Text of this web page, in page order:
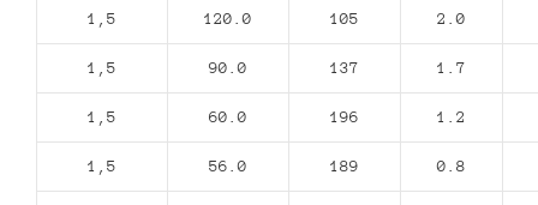
1,5 120.0 105 2.0
1,5 90.0 137 1.7
1,5 60.0 196 1.2
1,5 56.0 189 0.8